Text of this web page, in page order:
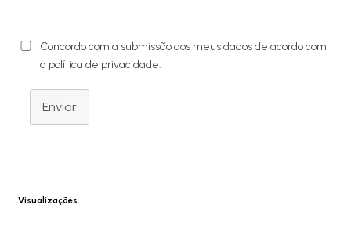
Concordo com a submissão dos meus dados de acordo com
a política de privacidade.
Enviar
Visualizações